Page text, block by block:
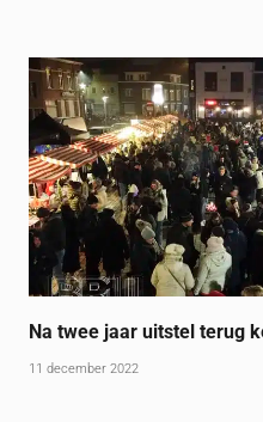
Na twee jaar uitstel terug
11 december 2022